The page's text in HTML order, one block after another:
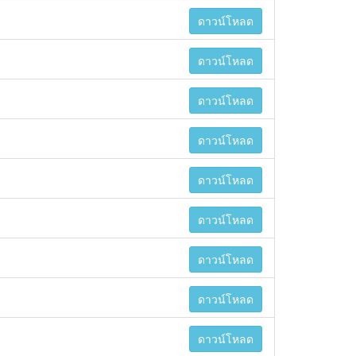
ดาวน์โหลด
ดาวน์โหลด
ดาวน์โหลด
ดาวน์โหลด
ดาวน์โหลด
ดาวน์โหลด
ดาวน์โหลด
ดาวน์โหลด
ดาวน์โหลด